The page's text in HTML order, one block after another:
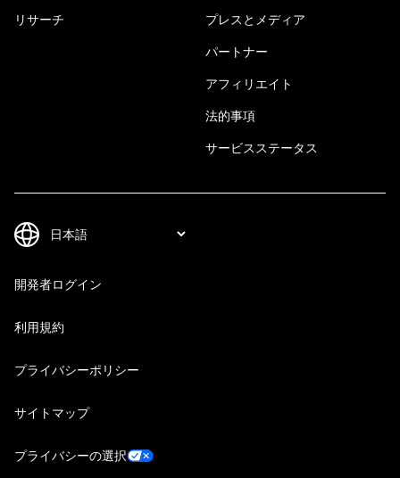
リサーチ プレスとメディア
パートナー
アフィリエイト
法的事項
サービスステータス
開発者ログイン
利用規約
プライバシーポリシー
サイトマップ
プライバシーの選択